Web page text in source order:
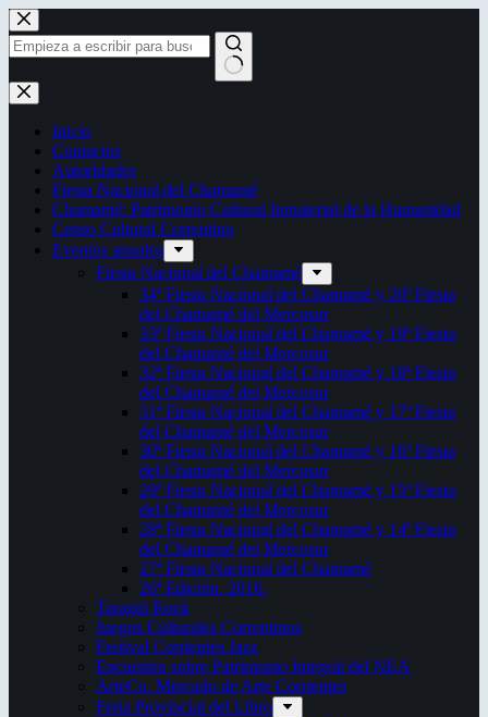
Saltar
al
contenido
Sin
resultados
Inicio
Contactos
Autoridades
Fiesta Nacional del Chamamé
Chamamé: Patrimonio Cultural Inmaterial de la Humanidad
Censo Cultural Correntino
Eventos anuales
Fiesta Nacional del Chamamé
34ª Fiesta Nacional del Chamamé y 20ª Fiesta
del Chamamé del Mercosur
33ª Fiesta Nacional del Chamamé y 19ª Fiesta
del Chamamé del Mercosur
32ª Fiesta Nacional del Chamamé y 18ª Fiesta
del Chamamé del Mercosur
31ª Fiesta Nacional del Chamamé y 17ª Fiesta
del Chamamé del Mercosur
30ª Fiesta Nacional del Chamamé y 16ª Fiesta
del Chamamé del Mercosur
29ª Fiesta Nacional del Chamamé y 15ª Fiesta
del Chamamé del Mercosur
28ª Fiesta Nacional del Chamamé y 14ª Fiesta
del Chamamé del Mercosur
27ª Fiesta Nacional del Chamamé
26ª Edición. 2016.
Taragüi Rock
Juegos Culturales Correntinos
Festival Corrientes Jazz
Encuentro sobre Patrimonio Integral del NEA
ArteCo. Mercado de Arte Corrientes
Feria Provincial del Libro